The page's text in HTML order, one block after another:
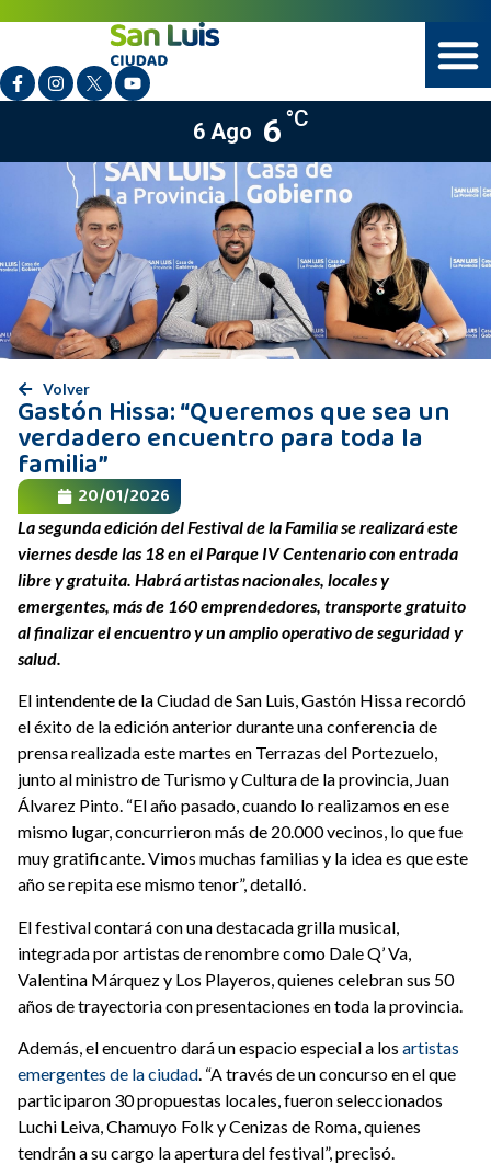
6 Ago 6 °C
Volver
Gastón Hissa: “Queremos que sea un
verdadero encuentro para toda la
familia”
20/01/2026
La segunda edición del Festival de la Familia se realizará este
viernes desde las 18 en el Parque IV Centenario con entrada
libre y gratuita. Habrá artistas nacionales, locales y
emergentes, más de 160 emprendedores, transporte gratuito
al finalizar el encuentro y un amplio operativo de seguridad y
salud.
El intendente de la Ciudad de San Luis, Gastón Hissa recordó
el éxito de la edición anterior durante una conferencia de
prensa realizada este martes en Terrazas del Portezuelo,
junto al ministro de Turismo y Cultura de la provincia, Juan
Álvarez Pinto. “El año pasado, cuando lo realizamos en ese
mismo lugar, concurrieron más de 20.000 vecinos, lo que fue
muy gratificante. Vimos muchas familias y la idea es que este
año se repita ese mismo tenor”, detalló.
El festival contará con una destacada grilla musical,
integrada por artistas de renombre como Dale Q’ Va,
Valentina Márquez y Los Playeros, quienes celebran sus 50
años de trayectoria con presentaciones en toda la provincia.
Además, el encuentro dará un espacio especial a los artistas
emergentes de la ciudad. “A través de un concurso en el que
participaron 30 propuestas locales, fueron seleccionados
Luchi Leiva, Chamuyo Folk y Cenizas de Roma, quienes
tendrán a su cargo la apertura del festival”, precisó.